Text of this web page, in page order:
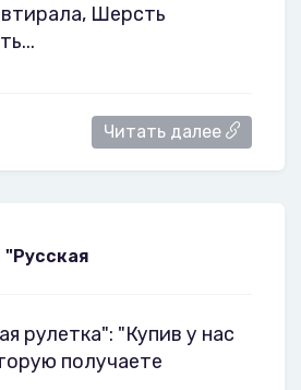
Шерсть
Читать далее
"Русская
рулетка": "Купив у нас
получаете